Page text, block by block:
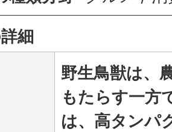
細
野生鳥獣は、
もたらす一方
は、高タンパ